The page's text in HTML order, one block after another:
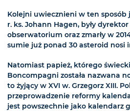
​Kolejni uwiecznieni w ten sposób
r. ks. Johann Hagen, były
obserwatorium oraz zmarły w
sumie już ponad 30 asteroid nosi
​Natomiast papież, którego
Boncompagni została nazwana
to żyjący w XVI w. Grzegorz XIII.
przeprowadzenie reformy
jest powszechnie jako kalendarz